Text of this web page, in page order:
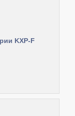
KXP-F